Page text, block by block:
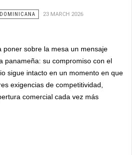
23 MARCH 2026
poner sobre la mesa un mensaje
panameña: su compromiso con el
sigue intacto en un momento en que
exigencias de competitividad,
comercial cada vez más